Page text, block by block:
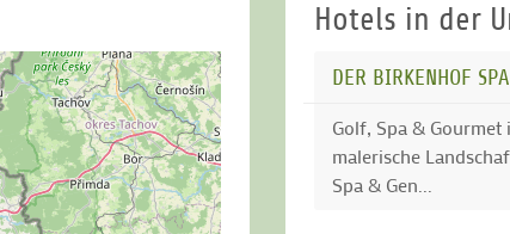
Hotels in der
DER BIRKENHOF
Golf, Spa &
malerische
Spa & Gen...